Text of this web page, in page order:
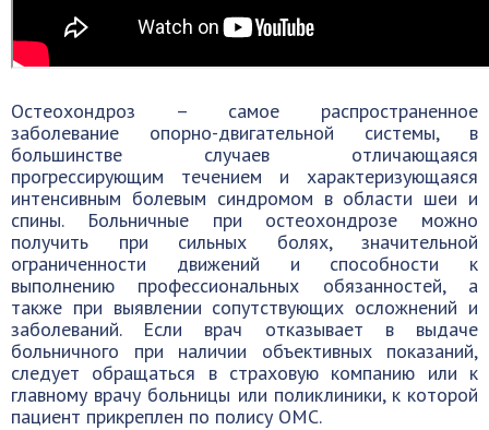
Остеохондроз – самое распространенное
заболевание опорно-двигательной системы, в
большинстве случаев отличающаяся
прогрессирующим течением и характеризующаяся
интенсивным болевым синдромом в области шеи и
спины. Больничные при остеохондрозе можно
получить при сильных болях, значительной
ограниченности движений и способности к
выполнению профессиональных обязанностей, а
также при выявлении сопутствующих осложнений и
заболеваний. Если врач отказывает в выдаче
больничного при наличии объективных показаний,
следует обращаться в страховую компанию или к
главному врачу больницы или поликлиники, к которой
пациент прикреплен по полису ОМС.